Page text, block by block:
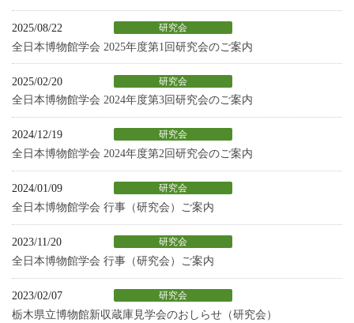
2025/08/22 研究会
全日本博物館学会 2025年度第1回研究会のご案内
2025/02/20 研究会
全日本博物館学会 2024年度第3回研究会のご案内
2024/12/19 研究会
全日本博物館学会 2024年度第2回研究会のご案内
2024/01/09 研究会
全日本博物館学会 行事（研究会）ご案内
2023/11/20 研究会
全日本博物館学会 行事（研究会）ご案内
2023/02/07 研究会
栃木県立博物館新収蔵庫見学会のおしらせ（研究会）